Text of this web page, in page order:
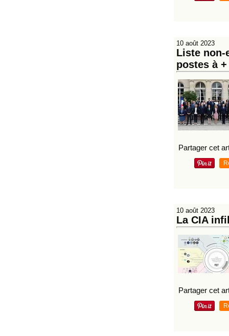
10 août 2023
Liste non-
postes à
Partager cet
10 août 2023
La CIA
Partager cet